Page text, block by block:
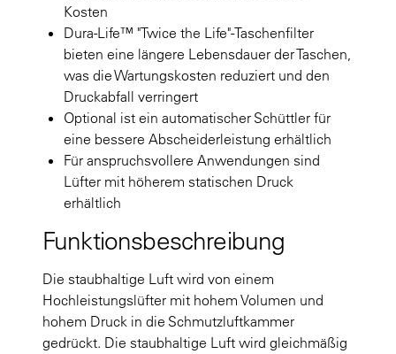
Kosten
Dura-Life™ "Twice the Life"-Taschenfilter
bieten eine längere Lebensdauer der Taschen,
was die Wartungskosten reduziert und den
Druckabfall verringert
Optional ist ein automatischer Schüttler für
eine bessere Abscheiderleistung erhältlich
Für anspruchsvollere Anwendungen sind
Lüfter mit höherem statischen Druck
erhältlich
Funktionsbeschreibung
Die staubhaltige Luft wird von einem
Hochleistungslüfter mit hohem Volumen und
hohem Druck in die Schmutzluftkammer
gedrückt. Die staubhaltige Luft wird gleichmäßig